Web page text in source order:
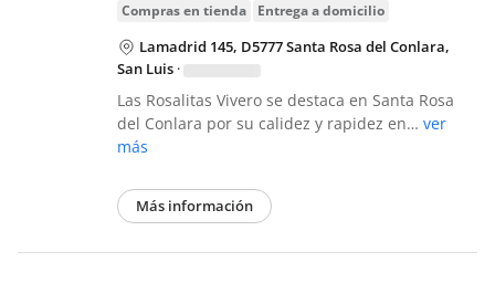
compras en tienda entrega a domicilio
Lamadrid 145, D5777 Santa Rosa del Conlara,
San Luis ·
Las Rosalitas Vivero se destaca en Santa Rosa
del Conlara por su calidez y rapidez en… ver
más
Más información